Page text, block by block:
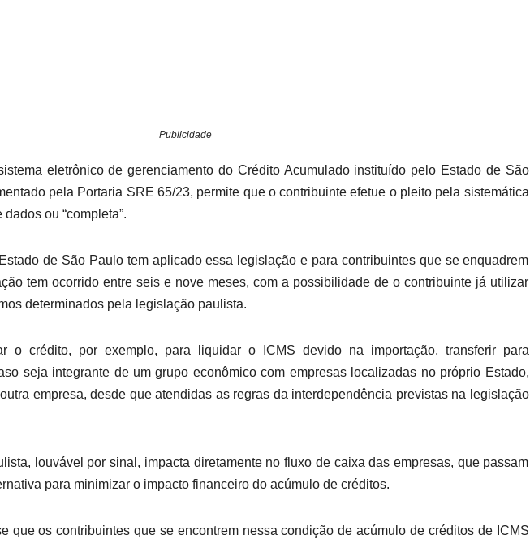
Publicidade
eletrônico de gerenciamento do Crédito Acumulado instituído pelo Estado de São
pela Portaria SRE 65/23, permite que o contribuinte efetue o pleito pela sistemática
ou “completa”.
de São Paulo tem aplicado essa legislação e para contribuintes que se enquadrem
tem ocorrido entre seis e nove meses, com a possibilidade de o contribuinte já utilizar
determinados pela legislação paulista.
o crédito, por exemplo, para liquidar o ICMS devido na importação, transferir para
seja integrante de um grupo econômico com empresas localizadas no próprio Estado,
empresa, desde que atendidas as regras da interdependência previstas na legislação
louvável por sinal, impacta diretamente no fluxo de caixa das empresas, que passam
para minimizar o impacto financeiro do acúmulo de créditos.
que os contribuintes que se encontrem nessa condição de acúmulo de créditos de ICMS